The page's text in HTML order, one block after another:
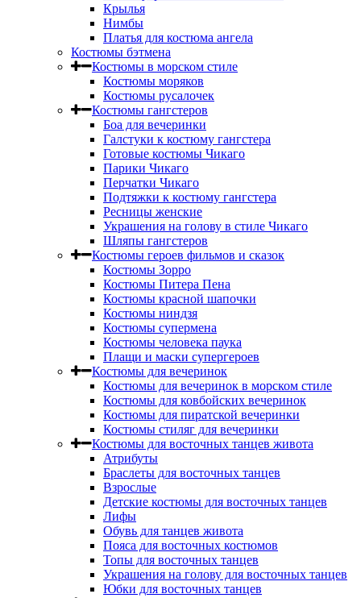
Крылья
Нимбы
Платья для костюма ангела
Костюмы бэтмена
Костюмы в морском стиле
Костюмы моряков
Костюмы русалочек
Костюмы гангстеров
Боа для вечеринки
Галстуки к костюму гангстера
Готовые костюмы Чикаго
Парики Чикаго
Перчатки Чикаго
Подтяжки к костюму гангстера
Ресницы женские
Украшения на голову в стиле Чикаго
Шляпы гангстеров
Костюмы героев фильмов и сказок
Костюмы Зорро
Костюмы Питера Пена
Костюмы красной шапочки
Костюмы ниндзя
Костюмы супермена
Костюмы человека паука
Плащи и маски супергероев
Костюмы для вечеринок
Костюмы для вечеринок в морском стиле
Костюмы для ковбойских вечеринок
Костюмы для пиратской вечеринки
Костюмы стиляг для вечеринки
Костюмы для восточных танцев живота
Атрибуты
Браслеты для восточных танцев
Взрослые
Детские костюмы для восточных танцев
Лифы
Обувь для танцев живота
Пояса для восточных костюмов
Топы для восточных танцев
Украшения на голову для восточных танцев
Юбки для восточных танцев